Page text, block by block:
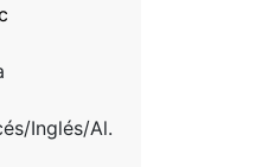
Inglés/Al.